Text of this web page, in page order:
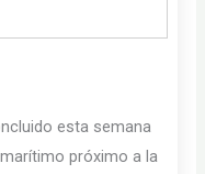
esta semana
próximo a la